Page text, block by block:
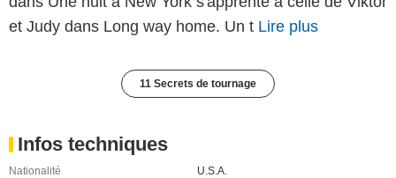
et Judy dans Long way home. Un t Lire plus
11 Secrets de tournage
Infos techniques
Nationalité
U.S.A.